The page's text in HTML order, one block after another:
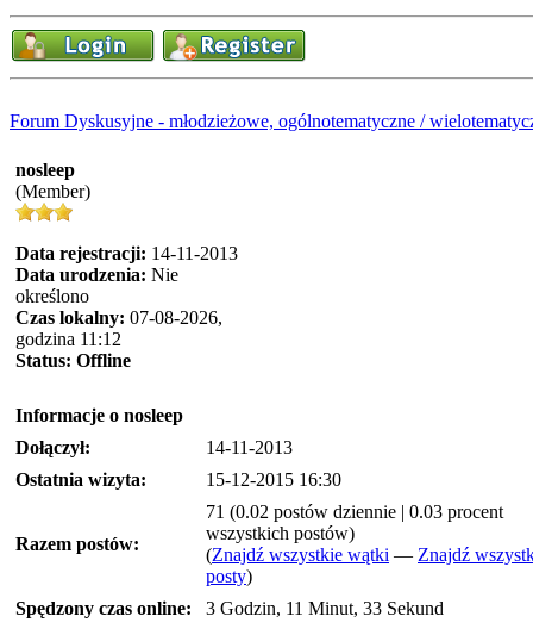
Forum Dyskusyjne - młodzieżowe, ogólnotematyczne /
nosleep
(Member)
Data rejestracji: 14-11-2013
Data urodzenia: Nie
określono
Czas lokalny: 07-08-2026,
godzina 11:12
Status: Offline
Informacje o nosleep
Dołączył:
14-11-2013
Ostatnia wizyta:
15-12-2015 16:30
Razem postów:
71 (0.02 postów dziennie | 0.03 procent
wszystkich postów)
(Znajdź wszystkie wątki — Znajdź
posty)
Spędzony czas online:
3 Godzin, 11 Minut, 33 Sekund